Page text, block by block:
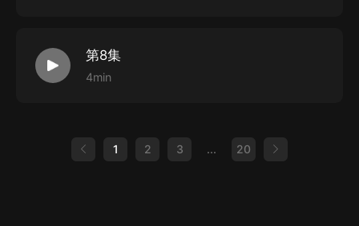
第8集
4min
1 2 3 ... 20